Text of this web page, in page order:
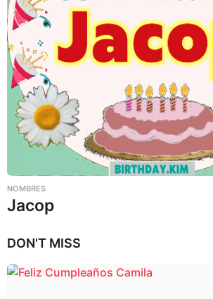
NOMBRES
Jacop
DON'T MISS